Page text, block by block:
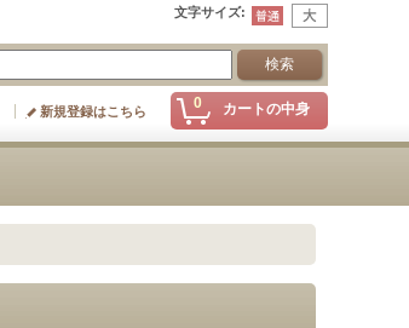
文字サイズ:
0 カートの中身
新規登録はこちら